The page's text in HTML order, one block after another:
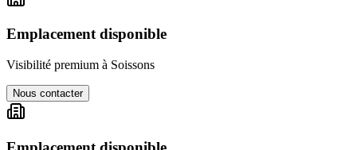
Emplacement disponible
Visibilité premium à Soissons
Nous contacter